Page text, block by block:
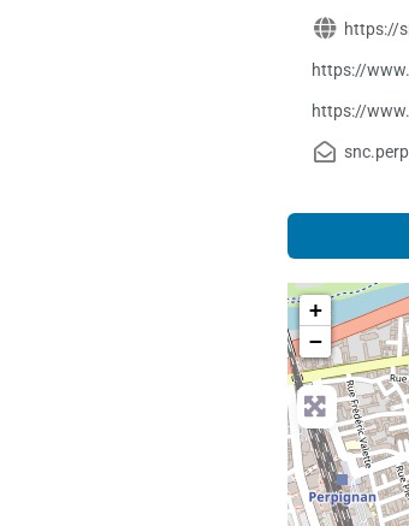
https://
https://
https://
+
−